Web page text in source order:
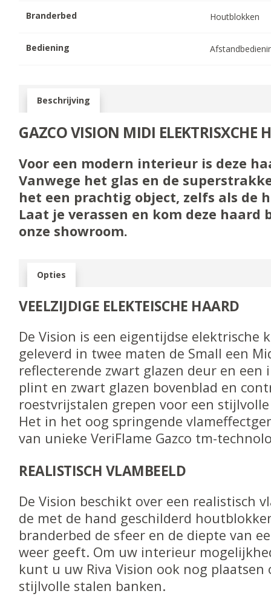
Branderbed Houtblokken
Bediening
Beschrijving
GAZCO VISION MIDI ELEKTRISXCHE
Voor een modern interieur is deze
Vanwege het glas en de
het een prachtig object, zelfs als de
Laat je verassen en kom deze haard
onze showroom.
Opties
VEELZIJDIGE ELEKTEISCHE HAARD
De Vision is een eigentijdse elektrische
geleverd in twee maten de Small een
reflecterende zwart glazen deur en een
plint en zwart glazen bovenblad en
roestvrijstalen grepen voor een
Het in het oog springende
van unieke VeriFlame Gazco tm-
REALISTISCH VLAMBEELD
De Vision beschikt over een realistisch
de met de hand geschilderd
branderbed de sfeer en de diepte van
weer geeft. Om uw interieur
kunt u uw Riva Vision ook nog plaatsen
stijlvolle stalen banken.